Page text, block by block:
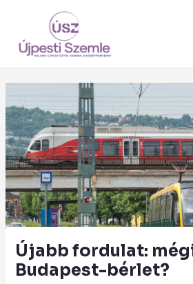
content
Újabb fordulat:
Budapest-bérlet?